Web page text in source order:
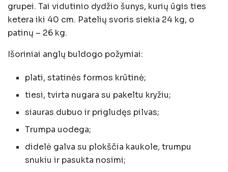
grupei. Tai vidutinio dydžio šunys, kurių ūgis ties
ketera iki 40 cm. Patelių svoris siekia 24 kg, o
patinų – 26 kg.
Išoriniai anglų buldogo požymiai:
plati, statinės formos krūtinė;
tiesi, tvirta nugara su pakeltu kryžiu;
siauras dubuo ir prigludęs pilvas;
Trumpa uodega;
didelė galva su plokščia kaukole, trumpu
snukiu ir pasukta nosimi;